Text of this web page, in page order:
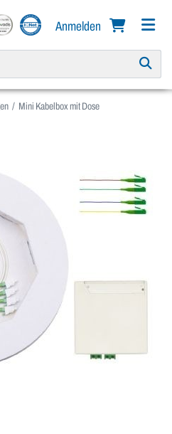
Anmelden
Mini Kabelbox mit Dose